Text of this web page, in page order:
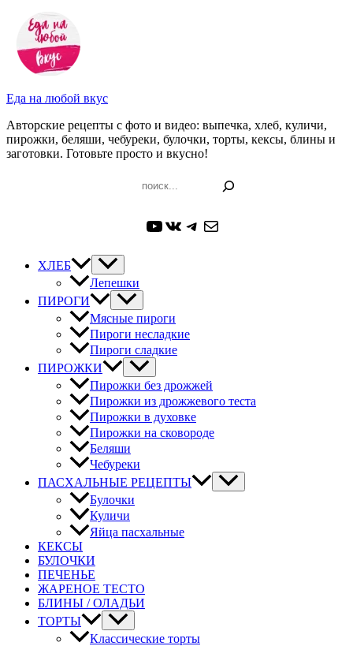
Перейти
содержимому
Еда на любой вкус
Авторские рецепты с фото и видео: выпечка, хлеб, куличи,
пирожки, беляши, чебуреки, булочки, торты, кексы, блины и
заготовки. Готовьте просто и вкусно!
YouTube
ВКонтакте
Telegram
Почта
ХЛЕБ
Лепешки
ПИРОГИ
Мясные пироги
Пироги несладкие
Пироги сладкие
ПИРОЖКИ
Пирожки без дрожжей
Пирожки из дрожжевого теста
Пирожки в духовке
Пирожки на сковороде
Беляши
Чебуреки
ПАСХАЛЬНЫЕ РЕЦЕПТЫ
Булочки
Куличи
Яйца пасхальные
КЕКСЫ
БУЛОЧКИ
ПЕЧЕНЬЕ
ЖАРЕНОЕ ТЕСТО
БЛИНЫ / ОЛАДЬИ
ТОРТЫ
Классические торты